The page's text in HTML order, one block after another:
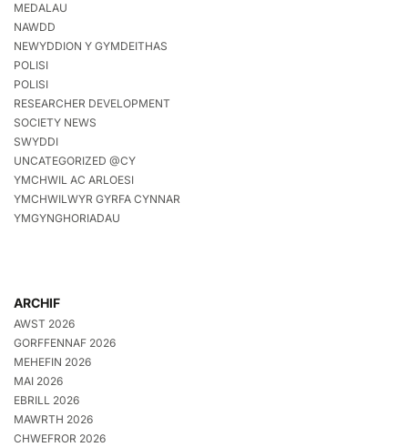
MEDALAU
NAWDD
NEWYDDION Y GYMDEITHAS
POLISI
POLISI
RESEARCHER DEVELOPMENT
SOCIETY NEWS
SWYDDI
UNCATEGORIZED @CY
YMCHWIL AC ARLOESI
YMCHWILWYR GYRFA CYNNAR
YMGYNGHORIADAU
ARCHIF
AWST 2026
GORFFENNAF 2026
MEHEFIN 2026
MAI 2026
EBRILL 2026
MAWRTH 2026
CHWEFROR 2026